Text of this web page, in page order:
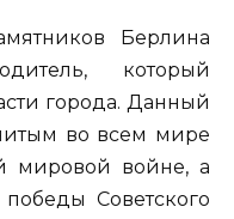
Берлина
который
города. Данный
во всем мире
мировой войне, а
Советского